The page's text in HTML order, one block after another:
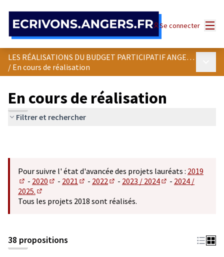
Se connecter
LES RÉALISATIONS DU BUDGET PARTICIPATIF ANGEVIN
/ En cours de réalisation
En cours de réalisation
Filtrer et rechercher
Pour suivre l' état d'avancée des projets lauréats : 2019
(S'ouvre dans un nouvel onglet)
- 2020
(S'ouvre dans un nouvel onglet)
- 2021
(S'ouvre dans un nouvel onglet)
- 2022
(S'ouvre dans un nouvel onglet)
- 2023 / 2024
(S'ouvre dans un
- 2024 /
2025.
(S'ouvre dans un nouvel onglet)
Tous les projets 2018 sont réalisés.
38 propositions